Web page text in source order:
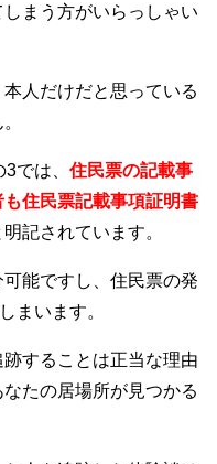
まう方がいらっしゃい
人だけだと思っている
では、 住民票の記載事
住民票記載事項証明書
明記されています。
能ですし、住民票の発
まいます。
することは正当な理由
たの居場所が見つかる